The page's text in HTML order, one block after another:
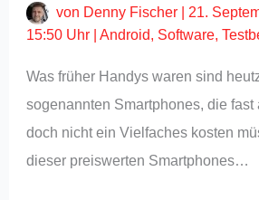
von Denny Fischer
21.
15:50 Uhr |Android, Software,
Was früher Handys waren sind
sogenannten Smartphones, die fast
doch nicht ein Vielfaches kosten
dieser preiswerten Smartphones…